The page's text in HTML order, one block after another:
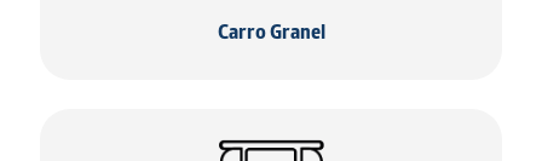
Carro Granel